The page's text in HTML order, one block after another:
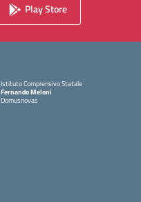
Play Store
Istituto Comprensivo Statale
Fernando Meloni
Domusnovas